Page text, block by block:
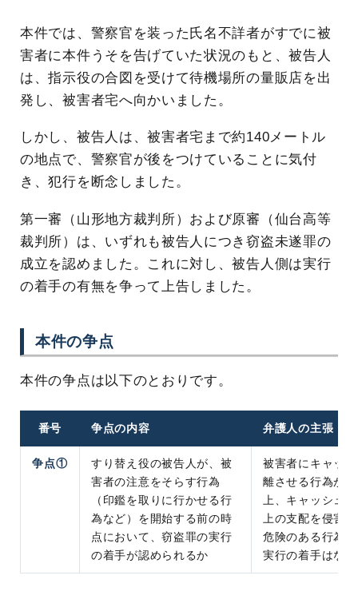
本件では、警察官を装った氏名不詳者がすでに被
害者に本件うそを告げていた状況のもと、被告人
は、指示役の合図を受けて待機場所の量販店を出
発し、被害者宅へ向かいました。
しかし、被告人は、被害者宅まで約140メートル
の地点で、警察官が後をつけていることに気付
き、犯行を断念しました。
第一審（山形地方裁判所）および原審（仙台高等
裁判所）は、いずれも被告人につき窃盗未遂罪の
成立を認めました。これに対し、被告人側は実行
の着手の有無を争って上告しました。
本件の争点
本件の争点は以下のとおりです。
番号 争点の内容 弁護人の主張
争点①
すり替え役の被告人が、被
害者の注意をそらす行為
（印鑑を取りに行かせる行
為など）を開始する前の時
点において、窃盗罪の実行
の着手が認められるか
被害者にキャッ
離させる行為が
上、キャッシュ
上の支配を侵害
危険のある行為
実行の着手はない